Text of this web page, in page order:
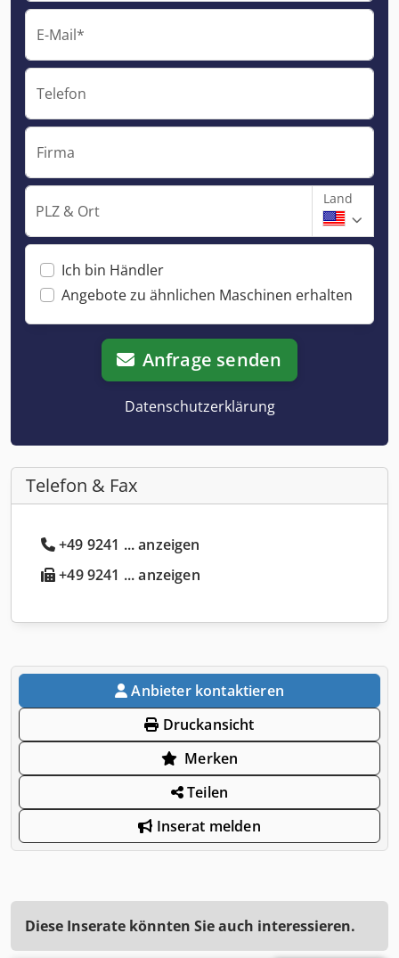
E-Mail*
Telefon
Firma
PLZ & Ort
Land
Ich bin Händler
Angebote zu ähnlichen Maschinen erhalten
Anfrage senden
Datenschutzerklärung
Telefon & Fax
+49 9241 ... anzeigen
+49 9241 ... anzeigen
Anbieter kontaktieren
Druckansicht
Merken
Teilen
Inserat melden
Diese Inserate könnten Sie auch interessieren.